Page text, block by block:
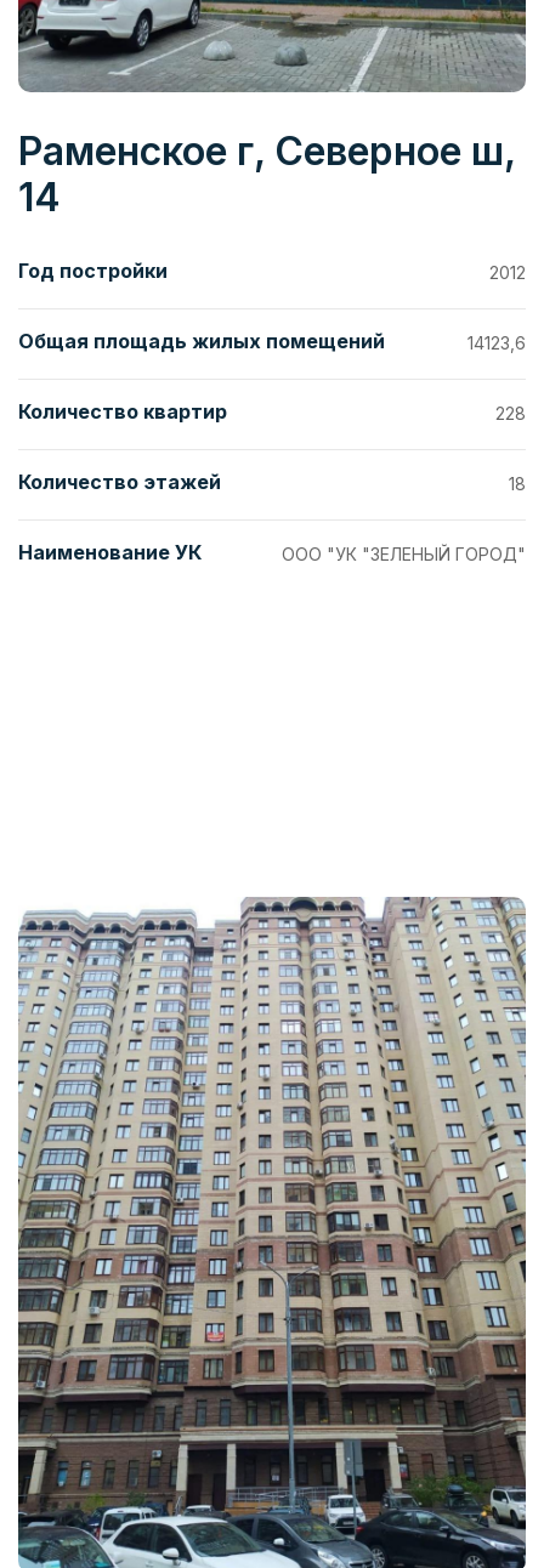
Раменское г, Северное ш,
14
Год постройки 2012
Общая площадь жилых помещений 14123,6
Количество квартир 228
Количество этажей 18
Наименование УК ООО "УК "ЗЕЛЕНЫЙ ГОРОД"